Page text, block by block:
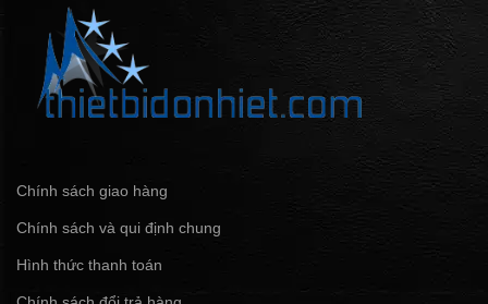
Chính sách giao hàng
Chính sách và qui định chung
Hình thức thanh toán